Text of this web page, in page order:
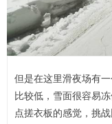
但是在这里滑夜场有
比较低，雪面很容易
点搓衣板的感觉，挑